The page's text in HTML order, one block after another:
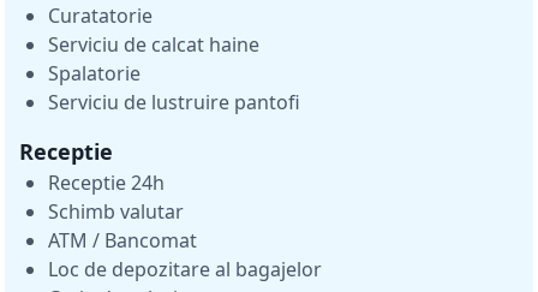
Curatatorie
Serviciu de calcat haine
Spalatorie
Serviciu de lustruire pantofi
Receptie
Receptie 24h
Schimb valutar
ATM / Bancomat
Loc de depozitare al bagajelor